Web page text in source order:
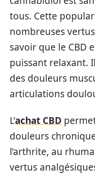
tous. Cette
nombreuses
savoir que le CBD
puissant relaxant.
des douleurs
articulations
L’achat CBD
douleurs
l’arthrite, au
vertus